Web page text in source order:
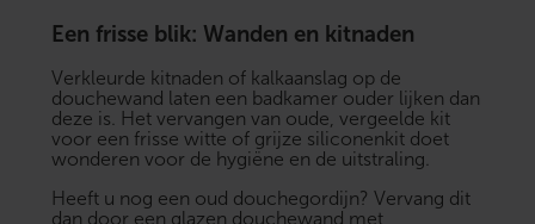
Een frisse blik: Wanden en kitnaden
Verkleurde kitnaden of kalkaanslag op de
douchewand laten een badkamer ouder lijken dan
deze is. Het vervangen van oude, vergeelde kit
voor een frisse witte of grijze siliconenkit doet
wonderen voor de hygiëne en de uitstraling.
Heeft u nog een oud douchegordijn? Vervang dit
dan door een glazen douchewand met